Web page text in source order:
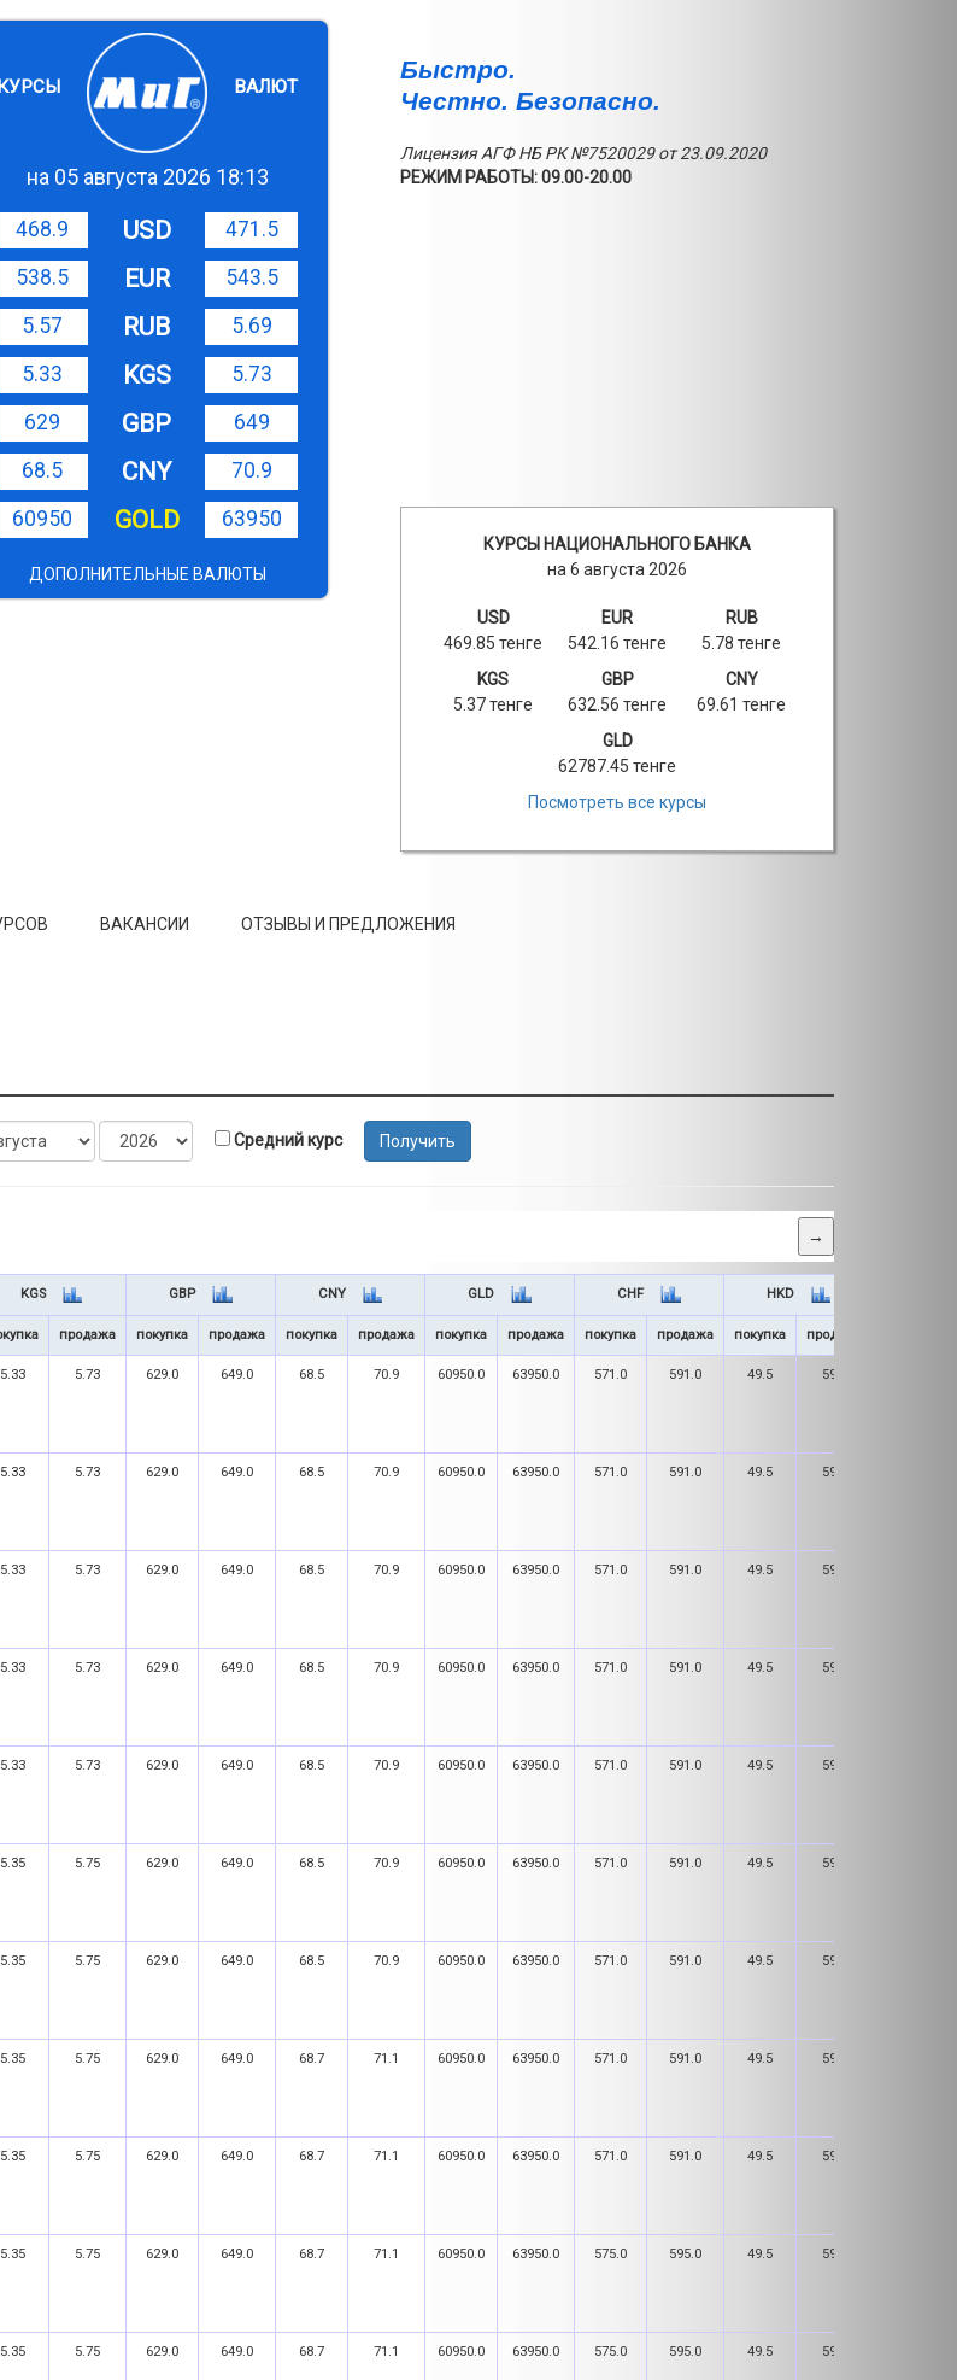
Быстро.
Честно. Безопасно.
ВАЛЮТ
на 05 августа 2026 18:13
468.9 USD
471.5
538.5
EUR
543.5
5.57
RUB
5.69
5.33
KGS
5.73
629
GBP
649
68.5
CNY
70.9
60950
GOLD 63950
ДОПОЛНИТЕЛЬНЫЕ ВАЛЮТЫ
Лицензия АГФ НБ РК №7520029 от 23.09.2020
РЕЖИМ РАБОТЫ: 09.00-20.00
КУРСЫ НАЦИОНАЛЬНОГО БАНКА
на 6 августа 2026
USD
469.85 тенге
EUR
542.16 тенге
RUB
5.78 тенге
KGS
5.37 тенге
GBP
632.56 тенге
CNY
69.61 тенге
GLD
62787.45 тенге
Посмотреть все курсы
ВАКАНСИИ ОТЗЫВЫ И ПРЕДЛОЖЕНИЯ
Средний курс Получить
→
KGS GBP CNY GLD CHF HKD
продажа покупка продажа покупка продажа покупка продажа покупка продажа покупка продажа
5.33 5.73 629.0 649.0 68.5 70.9 60950.0 63950.0 571.0 591.0 49.5 59.5
5.33 5.73 629.0 649.0 68.5 70.9 60950.0 63950.0 571.0 591.0 49.5 59.5
5.33 5.73 629.0 649.0 68.5 70.9 60950.0 63950.0 571.0 591.0 49.5 59.5
5.33 5.73 629.0 649.0 68.5 70.9 60950.0 63950.0 571.0 591.0 49.5 59.5
5.33 5.73 629.0 649.0 68.5 70.9 60950.0 63950.0 571.0 591.0 49.5 59.5
5.35 5.75 629.0 649.0 68.5 70.9 60950.0 63950.0 571.0 591.0 49.5 59.5
5.35 5.75 629.0 649.0 68.5 70.9 60950.0 63950.0 571.0 591.0 49.5 59.5
5.35 5.75 629.0 649.0 68.7 71.1 60950.0 63950.0 571.0 591.0 49.5 59.5
5.35 5.75 629.0 649.0 68.7 71.1 60950.0 63950.0 571.0 591.0 49.5 59.5
5.35 5.75 629.0 649.0 68.7 71.1 60950.0 63950.0 575.0 595.0 49.5 59.5
5.35 5.75 629.0 649.0 68.7 71.1 60950.0 63950.0 575.0 595.0 49.5 59.5